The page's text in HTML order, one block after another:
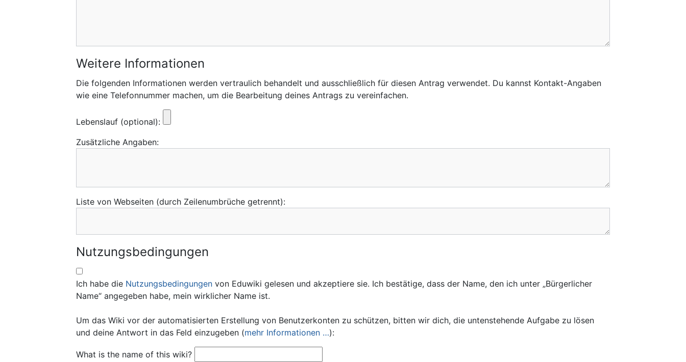
Weitere Informationen
Die folgenden Informationen werden vertraulich behandelt und ausschließlich für diesen Antrag verwendet. Du kannst Kontakt-Angaben
wie eine Telefonnummer machen, um die Bearbeitung deines Antrags zu vereinfachen.
Lebenslauf (optional):
Zusätzliche Angaben:
Liste von Webseiten (durch Zeilenumbrüche getrennt):
Nutzungsbedingungen
Ich habe die Nutzungsbedingungen von Eduwiki gelesen und akzeptiere sie. Ich bestätige, dass der Name, den ich unter „Bürgerlicher
Name“ angegeben habe, mein wirklicher Name ist.
Um das Wiki vor der automatisierten Erstellung von Benutzerkonten zu schützen, bitten wir dich, die untenstehende Aufgabe zu lösen
und deine Antwort in das Feld einzugeben (mehr Informationen …):
What is the name of this wiki?